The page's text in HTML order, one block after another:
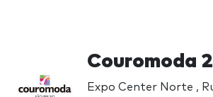
Couromoda
Expo Center Norte ,